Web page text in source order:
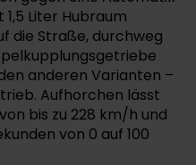
Liter Hubraum
die Straße, durchweg
anderen Varianten –
Aufhorchen lässt
bis zu 228 km/h und
von 0 auf 100